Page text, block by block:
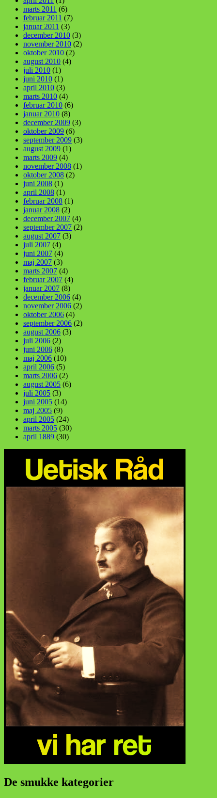
marts 2011 (6)
februar 2011 (7)
januar 2011 (3)
december 2010 (3)
november 2010 (2)
oktober 2010 (2)
august 2010 (4)
juli 2010 (1)
juni 2010 (1)
april 2010 (3)
marts 2010 (4)
februar 2010 (6)
januar 2010 (8)
december 2009 (3)
oktober 2009 (6)
september 2009 (3)
august 2009 (1)
marts 2009 (4)
november 2008 (1)
oktober 2008 (2)
juni 2008 (1)
april 2008 (1)
februar 2008 (1)
januar 2008 (2)
december 2007 (4)
september 2007 (2)
august 2007 (3)
juli 2007 (4)
juni 2007 (4)
maj 2007 (3)
marts 2007 (4)
februar 2007 (4)
januar 2007 (8)
december 2006 (4)
november 2006 (2)
oktober 2006 (4)
september 2006 (2)
august 2006 (3)
juli 2006 (2)
juni 2006 (8)
maj 2006 (10)
april 2006 (5)
marts 2006 (2)
august 2005 (6)
juli 2005 (3)
juni 2005 (14)
maj 2005 (9)
april 2005 (24)
marts 2005 (30)
april 1889 (30)
De smukke kategorier